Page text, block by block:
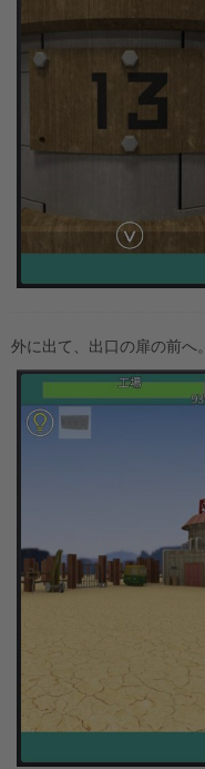
外に出て、出口の扉の前へ。